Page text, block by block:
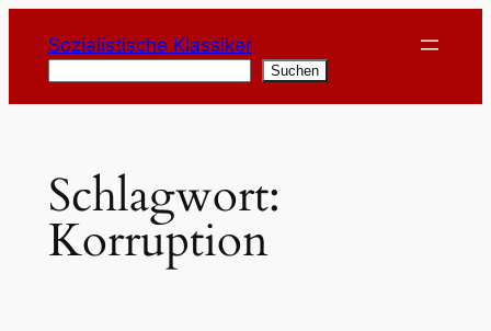
Inhalt
springen
Sozialistische Klassiker
Suchen
Schlagwort:
Korruption